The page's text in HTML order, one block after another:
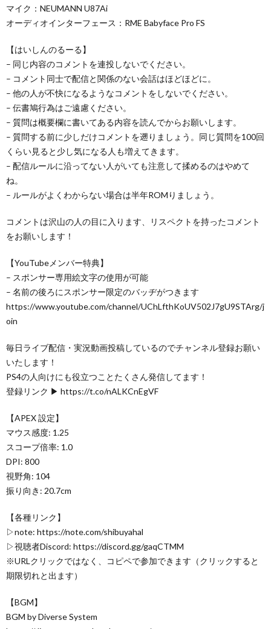
マイク：NEUMANN U87Ai
オーディオインターフェース：RME Babyface Pro FS
【はいしんのるーる】
– 同じ内容のコメントを連投しないでください。
– コメント同士で配信と関係のない会話はほどほどに。
– 他の人が不快になるようなコメントをしないでください。
– 伝書鳩行為はご遠慮ください。
– 質問は概要欄に書いてある内容を読んでからお願いします。
– 質問する前に少しだけコメントを遡りましょう。同じ質問を100回
くらい見ると少し気になる人も増えてきます。
– 配信ルールに沿ってない人がいても注意して揉めるのはやめて
ね。
– ルールがよくわからない場合は半年ROMりましょう。
コメントは沢山の人の目に入ります、リスペクトを持ったコメント
をお願いします！
【YouTubeメンバー特典】
– スポンサー専用絵文字の使用が可能
– 名前の後ろにスポンサー限定のバッヂがつきます
https://www.youtube.com/channel/UChLfthKoUV502J7gU9STArg/j
oin
毎日ライブ配信・実況動画投稿しているのでチャンネル登録お願い
いたします！
PS4の人向けにも役立つことたくさん発信してます！
登録リンク ▶ https://t.co/nALKCnEgVF
【APEX 設定】
マウス感度: 1.25
スコープ倍率: 1.0
DPI: 800
視野角: 104
振り向き: 20.7cm
【各種リンク】
▷note: https://note.com/shibuyahal
▷視聴者Discord: https://discord.gg/gaqCTMM
※URLクリックではなく、コピペで参加できます（クリックすると
期限切れと出ます）
【BGM】
BGM by Diverse System